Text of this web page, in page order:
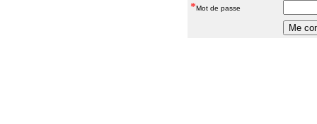
*Mot de passe